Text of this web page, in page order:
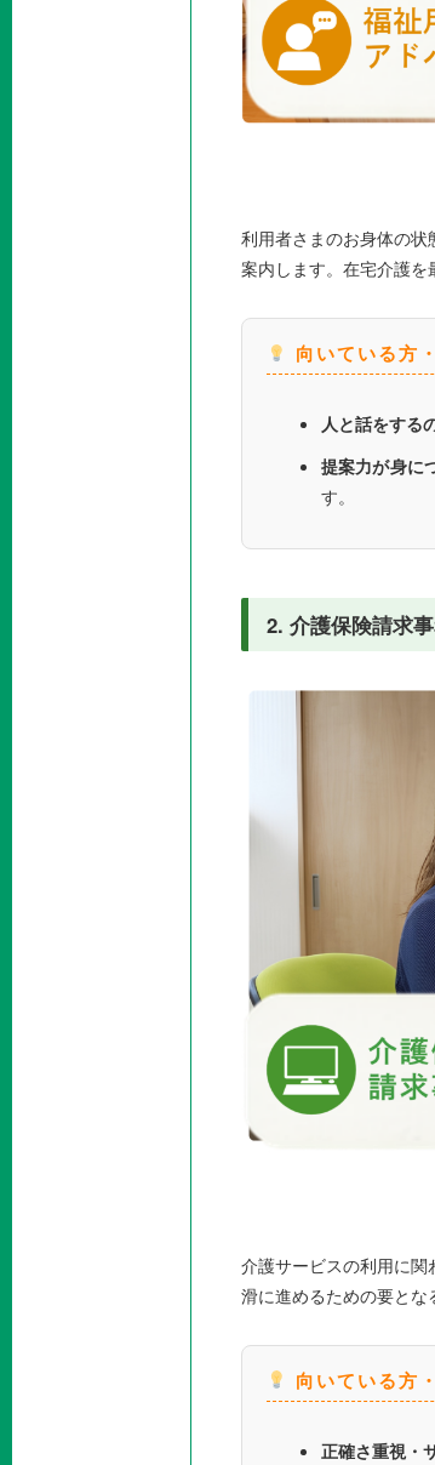
利用者さまのお身体の
案内します。在宅介護を
向いている方
人と話をする
提案力が身に
す。
2. 介護保険請求
介護サービスの利用に
滑に進めるための要とな
向いている方
正確さ重視・